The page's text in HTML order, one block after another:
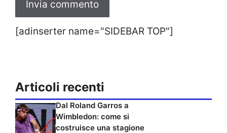
[adinserter name="SIDEBAR TOP"]
Articoli recenti
Dal Roland Garros a
Wimbledon: come si
costruisce una stagione